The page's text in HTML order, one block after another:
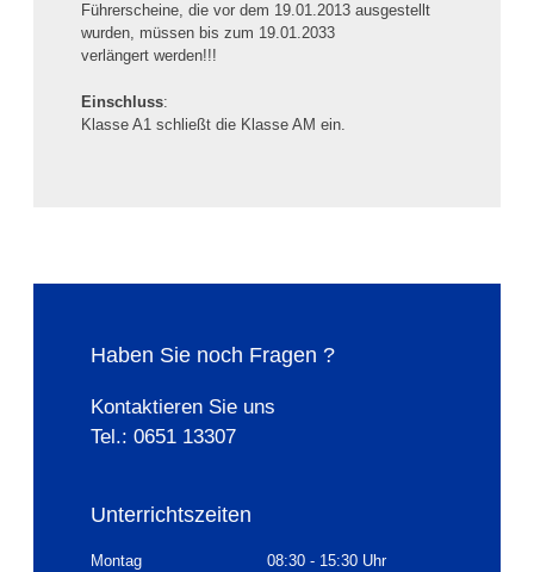
Führerscheine, die vor dem 19.01.2013 ausgestellt
wurden, müssen bis zum 19.01.2033
verlängert werden!!!
Einschluss:
Klasse A1 schließt die Klasse AM ein.
Haben Sie noch Fragen ?
Kontaktieren Sie uns
Tel.: 0651 13307
Unterrichtszeiten
Montag
08:30 - 15:30 Uhr